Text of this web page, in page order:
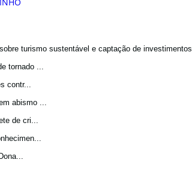
turismo sustentável e captação de investimentos
tornado ...
contr...
abismo ...
de cri...